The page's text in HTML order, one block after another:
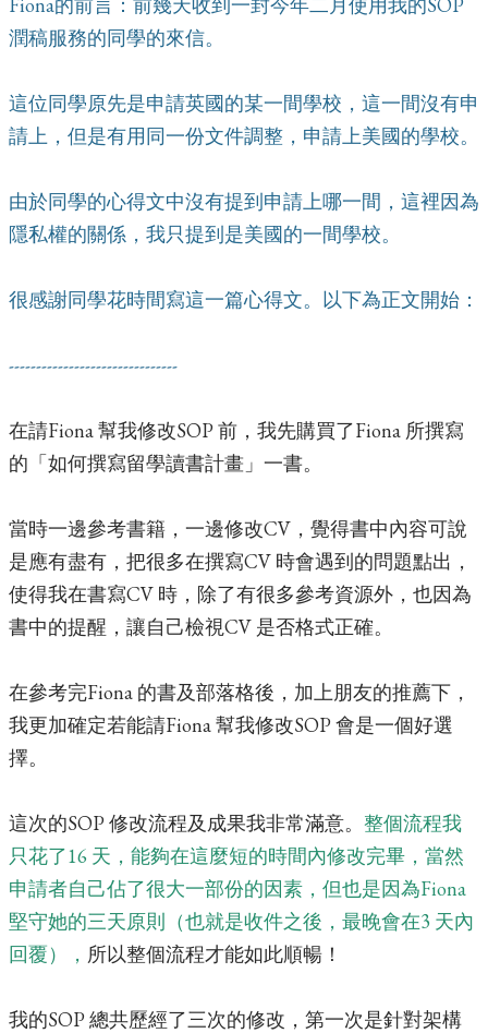
潤稿服務的同學的來信。
這位同學原先是申請英國的某一間學校，這一間沒有申
請上，但是有用同一份文件調整，申請上美國的學校。
由於同學的心得文中沒有提到申請上哪一間，這裡因為
隱私權的關係，我只提到是美國的一間學校。
很感謝同學花時間寫這一篇心得文。以下為正文開始：
-------------------------------
在請Fiona 幫我修改SOP 前，我先購買了Fiona 所撰寫
的「如何撰寫留學讀書計畫」 一書。
當時一邊參考書籍，一邊修改CV，覺得書中內容可說
是應有盡有，把很多在撰寫CV 時會遇到的問題點出，
使得我在書寫CV 時，除了有很多參考資源外，也因為
書中的提醒，讓自己檢視CV 是否格式正確。
在參考完Fiona 的書及部落格後，加上朋友的推薦下，
我更加確定若能請Fiona 幫我修改SOP 會是一個好選
擇。
這次的SOP 修改流程及成果我非常滿意。 整個流程我
只花了16 天，能夠在這麼短的時間內修改完畢，當然
申請者自己佔了很大一部份的因素，但也是因為Fiona
堅守她的三天原則（也就是收件之後，最晚會在3 天內
回覆）， 所以整個流程才能如此順暢！
我的SOP 總共歷經了三次的修改，第一次是針對架構